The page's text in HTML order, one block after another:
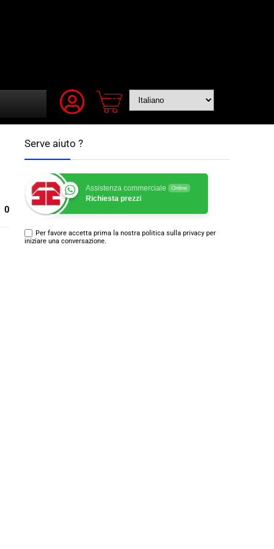
0
Serve aiuto ?
Assistenza commerciale Online
Richiesta prezzi
Per favore accetta prima la nostra politica sulla privacy per
iniziare una conversazione.